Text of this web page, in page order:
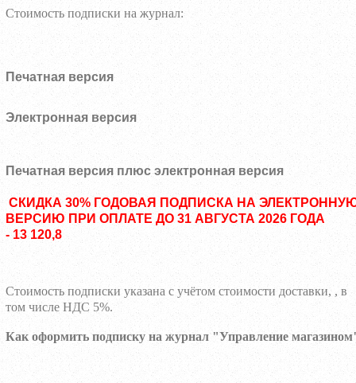
Стоимость подписки на журнал:
Печатная версия
Электронная версия
Печатная версия плюс электронная версия
СКИДКА 30% ГОДОВАЯ ПОДПИСКА НА
ВЕРСИЮ ПРИ ОПЛАТЕ ДО 31 АВГУСТА 2026 ГОДА
- 13 120,8
Стоимость подписки указана с учётом стоимости доставки, , в
том числе НДС 5%.
Как оформить подписку на журнал "Управление